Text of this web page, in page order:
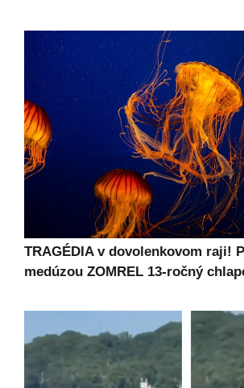
TRAGÉDIA v dovolenkovom raji!
medúzou ZOMREL 13-ročný